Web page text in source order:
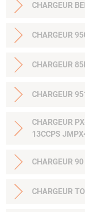
CHARGEUR
CHARGEUR
CHARGEUR
CHARGEUR
CHARGEUR
13CCPS
CHARGEUR
CHARGEUR